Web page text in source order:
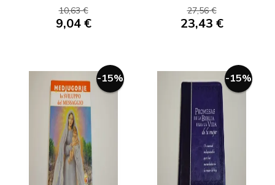
10,63 €
9,04 €
27,56 €
23,43 €
-15% -15%